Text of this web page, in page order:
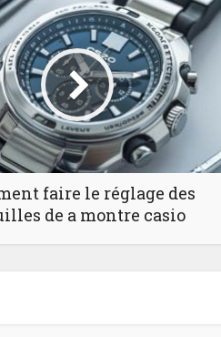
faire le réglage des
de a montre casio